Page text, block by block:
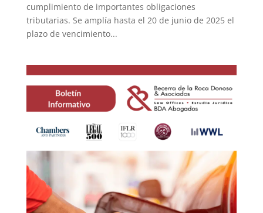
cumplimiento de importantes obligaciones
tributarias. Se amplía hasta el 20 de junio de 2025 el
plazo de vencimiento...